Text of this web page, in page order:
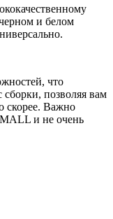
и белом
что
позволяя вам
скорее. Важно
и не очень